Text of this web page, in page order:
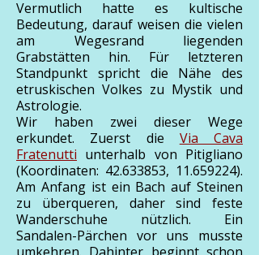
Vermutlich hatte es kultische
Bedeutung, darauf weisen die vielen
am Wegesrand liegenden
Grabstätten hin. Für letzteren
Standpunkt spricht die Nähe des
etruskischen Volkes zu Mystik und
Astrologie.
Wir haben zwei dieser Wege
erkundet. Zuerst die Via Cava
Fratenutti unterhalb von Pitigliano
(Koordinaten: 42.633853, 11.659224).
Am Anfang ist ein Bach auf Steinen
zu überqueren, daher sind feste
Wanderschuhe nützlich. Ein
Sandalen-Pärchen vor uns musste